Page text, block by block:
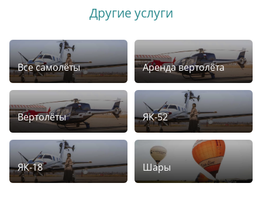
Другие услуги
Все самолёты Аренда вертолёта
Вертолёты ЯК-52
ЯК-18 Шары